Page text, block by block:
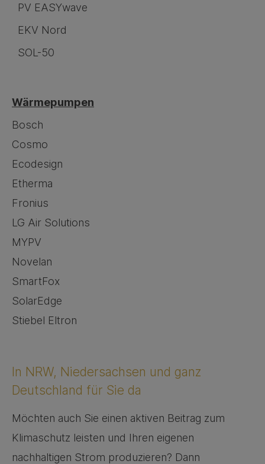
PV EASYwave
EKV Nord
SOL-50
Wärmepumpen
Bosch
Cosmo
Ecodesign
Etherma
Fronius
LG Air Solutions
MYPV
Novelan
SmartFox
SolarEdge
Stiebel Eltron
In NRW, Niedersachsen und ganz
Deutschland für Sie da
Möchten auch Sie einen aktiven Beitrag zum
Klimaschutz leisten und Ihren eigenen
nachhaltigen Strom produzieren? Dann